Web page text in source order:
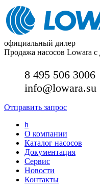
официальный дилер
Продажа насосов Lowara с
8 495 506 3006
info@lowara.su
Отправить запрос
h
О компании
Каталог насосов
Документация
Сервис
Новости
Контакты